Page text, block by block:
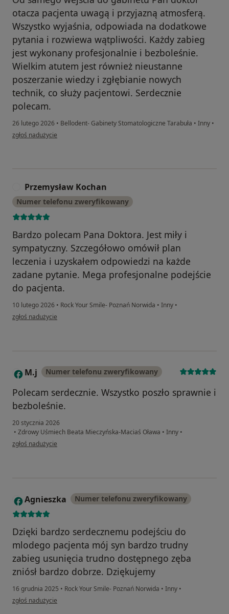
otacza pacjenta uwagą i przyjazną atmosferą.
Wszystko wyjaśnia, odpowiada na dodatkowe
pytania i rozwiewa wątpliwości. Każdy zabieg
jest wykonany profesjonalnie i bezboleśnie.
Wielkim atutem jest również nieustanne
poszerzanie wiedzy i zgłębianie nowych
technik, co służy pacjentowi. Serdecznie
polecam.
26 lutego 2026 • Bellodent- Gabinety Stomatologiczne Tarabuła • Inny •
w opinii użytkownika Anna Kozioł
zgłoś nadużycie
Przemysław Kochan
Numer telefonu zweryfikowany
Bardzo polecam Pana Doktora. Jest miły i
sympatyczny. Szczegółowo omówił plan
leczenia i uzyskałem odpowiedzi na każde
zadane pytanie. Mega profesjonalne podejście
do pacjenta.
10 lutego 2026 • Rock Your Smile- Poznań Norwida • Inny •
w opinii użytkownika Przemysław Kochan
zgłoś nadużycie
M M.j Numer telefonu zweryfikowany
Polecam serdecznie. Wszystko poszło sprawnie i
bezboleśnie.
20 stycznia 2026
• Zdrowy Uśmiech Beata Mieczyńska-Maciaś Oława • Inny •
w opinii użytkownika M.j
zgłoś nadużycie
A Agnieszka Numer telefonu zweryfikowany
Dzięki bardzo serdecznemu podejściu do
mlodego pacjenta mój syn bardzo trudny
zabieg usunięcia trudno dostępnego zęba
zniósł bardzo dobrze. Dziękujemy
16 grudnia 2025 • Rock Your Smile- Poznań Norwida • Inny •
w opinii użytkownika Agnieszka
zgłoś nadużycie